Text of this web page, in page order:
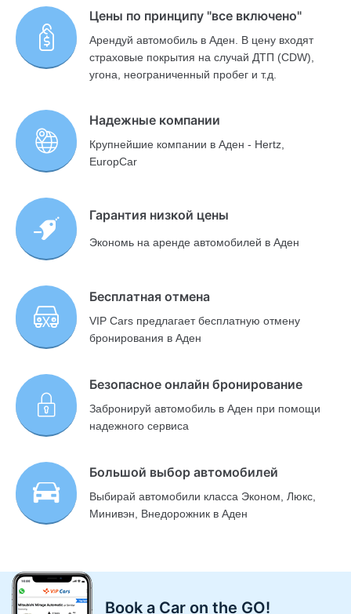
Цены по принципу "все включено"
Арендуй автомобиль в Аден. В цену входят
страховые покрытия на случай ДТП (CDW),
угона, неограниченный пробег и т.д.
Надежные компании
Крупнейшие компании в Аден - Hertz,
EuropCar
Гарантия низкой цены
Экономь на аренде автомобилей в Аден
Бесплатная отмена
VIP Cars предлагает бесплатную отмену
бронирования в Аден
Безопасное онлайн бронирование
Забронируй автомобиль в Аден при помощи
надежного сервиса
Большой выбор автомобилей
Выбирай автомобили класса Эконом, Люкс,
Минивэн, Внедорожник в Аден
Book a Car on the GO!